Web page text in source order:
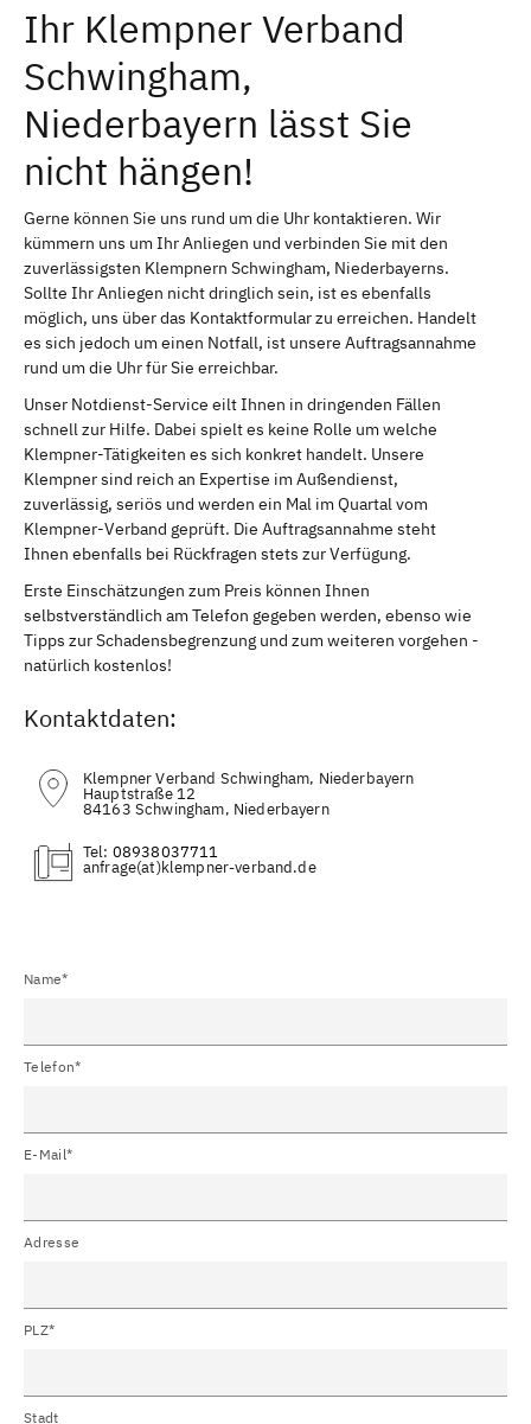
Ihr Klempner Verband
Schwingham,
Niederbayern lässt Sie
nicht hängen!
Gerne können Sie uns rund um die Uhr kontaktieren. Wir
kümmern uns um Ihr Anliegen und verbinden Sie mit den
zuverlässigsten Klempnern Schwingham, Niederbayerns.
Sollte Ihr Anliegen nicht dringlich sein, ist es ebenfalls
möglich, uns über das Kontaktformular zu erreichen. Handelt
es sich jedoch um einen Notfall, ist unsere Auftragsannahme
rund um die Uhr für Sie erreichbar.
Unser Notdienst-Service eilt Ihnen in dringenden Fällen
schnell zur Hilfe. Dabei spielt es keine Rolle um welche
Klempner-Tätigkeiten es sich konkret handelt. Unsere
Klempner sind reich an Expertise im Außendienst,
zuverlässig, seriös und werden ein Mal im Quartal vom
Klempner-Verband geprüft. Die Auftragsannahme steht
Ihnen ebenfalls bei Rückfragen stets zur Verfügung.
Erste Einschätzungen zum Preis können Ihnen
selbstverständlich am Telefon gegeben werden, ebenso wie
Tipps zur Schadensbegrenzung und zum weiteren vorgehen -
natürlich kostenlos!
Kontaktdaten:
Klempner Verband Schwingham, Niederbayern
Hauptstraße 12
84163 Schwingham, Niederbayern
Tel: 08938037711
(at)
Name*
Telefon*
E-Mail*
Adresse
PLZ*
Stadt